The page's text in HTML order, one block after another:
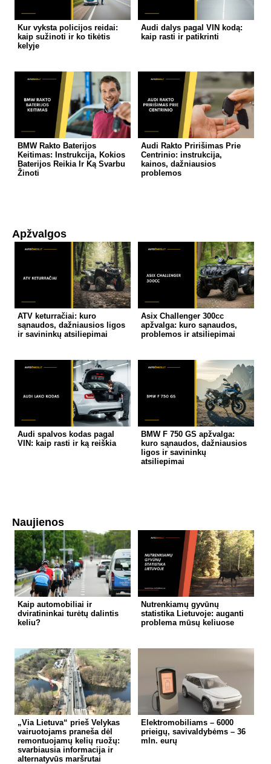
Kur vyksta policijos reidai:
kaip sužinoti ir ko tikėtis
kelyje
Audi dalys pagal VIN kodą:
kaip rasti ir patikrinti
BMW Rakto Baterijos
Keitimas: Instrukcija, Kokios
Baterijos Reikia Ir Ką Svarbu
Žinoti
Audi Rakto Pririšimas Prie
Centrinio: instrukcija,
kainos, dažniausios
problemos
Apžvalgos
ATV keturračiai: kuro
sąnaudos, dažniausios ligos
ir savininkų atsiliepimai
Asix Challenger 300cc
apžvalga: kuro sąnaudos,
problemos ir atsiliepimai
Audi spalvos kodas pagal
VIN: kaip rasti ir ką reiškia
BMW F 750 GS apžvalga:
kuro sąnaudos, dažniausios
ligos ir savininkų
atsiliepimai
Naujienos
Kaip automobiliai ir
dviratininkai turėtų dalintis
keliu?
Nutrenkiamų gyvūnų
statistika Lietuvoje: auganti
problema mūsų keliuose
„Via Lietuva“ prieš Velykas
vairuotojams praneša dėl
remontuojamų kelių ruožų:
svarbiausia informacija ir
alternatyvūs maršrutai
Elektromobiliams – 6000
prieigų, savivaldybėms – 36
mln. eurų